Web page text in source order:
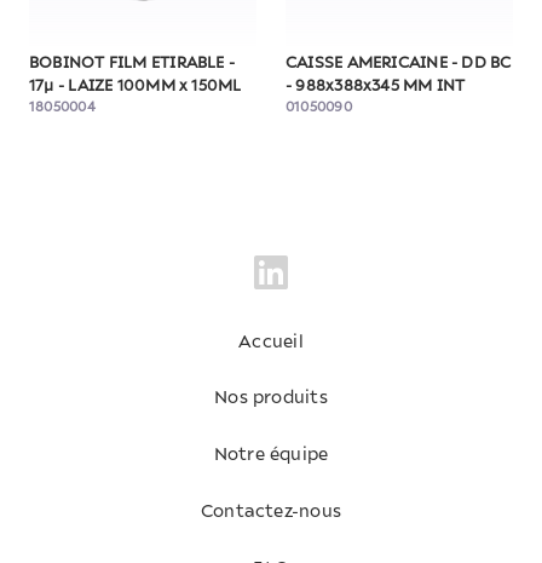
BOBINOT FILM ETIRABLE -
17µ - LAIZE 100MM x 150ML
18050004
CAISSE AMERICAINE - DD BC
- 988x388x345 MM INT
01050090
Accueil
Nos produits
Notre équipe
Contactez-nous